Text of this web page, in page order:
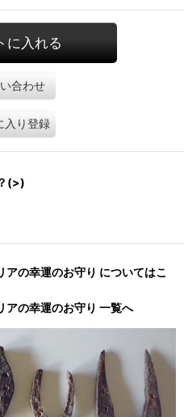
に入れる
合わせ
入り登録
(>)
の幸運のお守り についてはこ
の幸運のお守り 一覧へ